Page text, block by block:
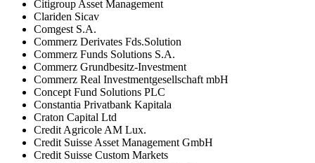
Citigroup Asset Management
Clariden Sicav
Comgest S.A.
Commerz Derivates Fds.Solution
Commerz Funds Solutions S.A.
Commerz Grundbesitz-Investment
Commerz Real Investmentgesellschaft mbH
Concept Fund Solutions PLC
Constantia Privatbank Kapitala
Craton Capital Ltd
Credit Agricole AM Lux.
Credit Suisse Asset Management GmbH
Credit Suisse Custom Markets